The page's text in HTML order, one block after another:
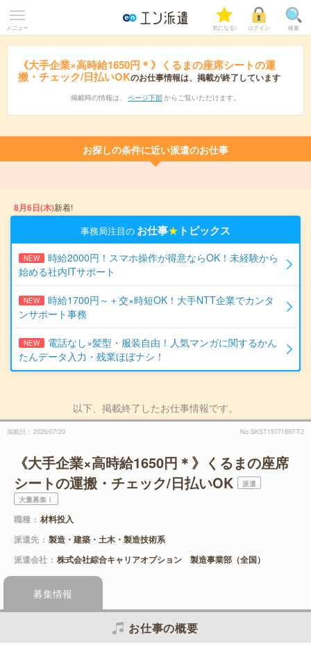
メニュー 気になる! ログイン 検索
《大手企業×高時給1650円＊》くるまの座席シートの運
搬・チェック/日払いOKのお仕事情報は、掲載が終了しています
掲載時の情報は、 ページ下部 からご覧いただけます。
お探しの条件に近い派遣のお仕事
8月6日(木)新着!
事務局注目の お仕事★ トピックス
NEW
時給2000円！スマホ操作が得意ならOK！未経験から
始める社内ITサポート
NEW
時給1700円～＋交×時短OK！大手NTT企業でカンタ
ンサポート事務
NEW
電話なし×髪型・服装自由！人気マンガに関するかん
たんデータ入力・残業ほぼナシ！
以下、掲載終了したお仕事情報です。
掲載日 2026/07/20 No.SKST15171897-T2
《大手企業×高時給1650円＊》くるまの座席
シートの運搬・チェック/日払いOK
派遣
大量募集！
職種
材料投入
派遣先
製造・建築・土木・製造技術系
派遣会社
株式会社綜合キャリアオプション 製造事業部（全国）
募集情報
お仕事の概要